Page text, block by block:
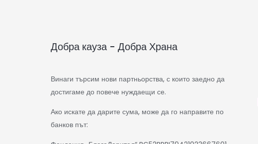
Добра кауза - Добра Храна
Винаги търсим нови партньорства, с които заедно да
достигаме до повече нуждаещи се.
Ако искате да дарите сума, може да го направите по
банков път: